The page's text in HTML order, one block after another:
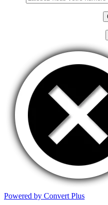
Powered by Convert Plus